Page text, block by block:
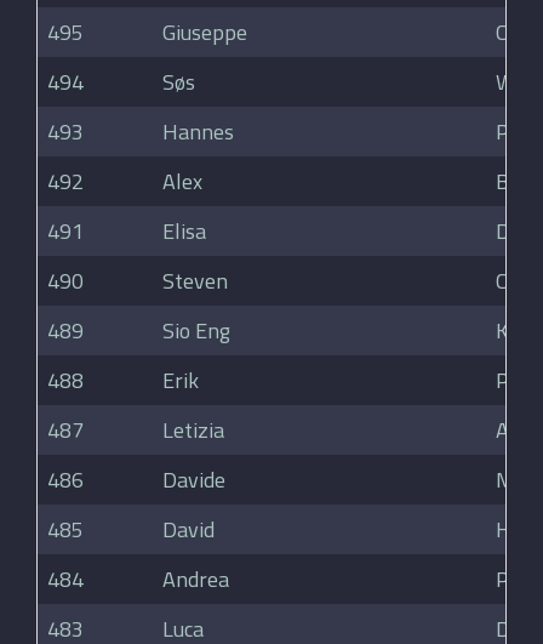
495
Giuseppe
494
Søs
493
Hannes
492
Alex
491
Elisa
490
Steven
Chee
489
Sio Eng
Koh
488
Erik
487
Letizia
486
Davide
485
David
484
Andrea
483
Luca
Del